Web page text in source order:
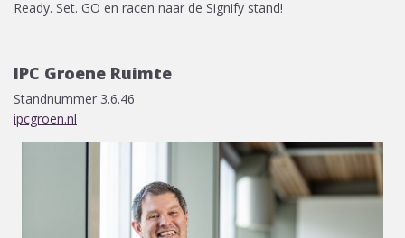
Ready. Set. GO en racen naar de Signify stand!
IPC Groene Ruimte
Standnummer 3.6.46
ipcgroen.nl